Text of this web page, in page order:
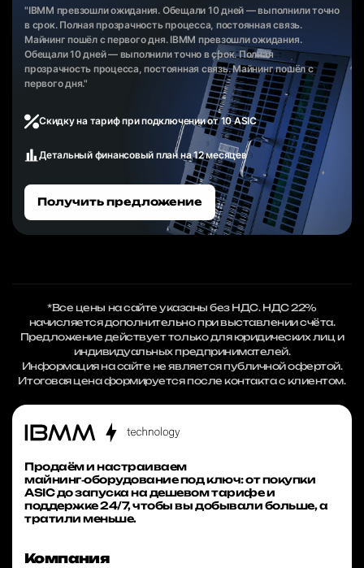
"IBMM превзошли ожидания. Обещали 10 дней — выполнили точно
в срок. Полная прозрачность процесса, постоянная связь.
Майнинг пошёл с первого дня. IBMM превзошли ожидания.
Обещали 10 дней — выполнили точно в срок. Полная
прозрачность процесса, постоянная связь. Майнинг пошёл с
первого дня."
Скидку на тариф при подключении от 10 ASIC
Детальный финансовый план на 12 месяцев
Получить предложение
*Все цены на сайте указаны без НДС. НДС 22%
начисляется дополнительно при выставлении счёта.
Предложение действует только для юридических лиц и
индивидуальных предпринимателей.
Информация на сайте не является публичной офертой.
Итоговая цена формируется после контакта с клиентом.
Продаём и настраиваем
майнинг‑оборудование под ключ: от покупки
ASIC до запуска на дешевом тарифе и
поддержке 24/7, чтобы вы добывали больше, а
тратили меньше.
Компания